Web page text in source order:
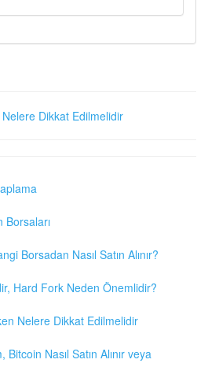
Dikkat Edilmelidir
Borsaları
Borsadan Nasıl Satın Alınır?
Hard Fork Neden Önemlidir?
Nelere Dikkat Edilmelidir
Nasıl Satın Alınır veya